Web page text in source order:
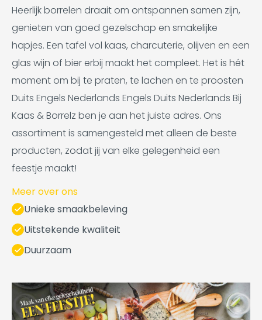
Heerlijk borrelen draait om ontspannen samen zijn,
genieten van goed gezelschap en smakelijke
hapjes. Een tafel vol kaas, charcuterie, olijven en een
glas wijn of bier erbij maakt het compleet. Het is hét
moment om bij te praten, te lachen en te proosten
Duits Engels Nederlands Engels Duits Nederlands Bij
Kaas & Borrelz ben je aan het juiste adres. Ons
assortiment is samengesteld met alleen de beste
producten, zodat jij van elke gelegenheid een
feestje maakt!
Meer over ons
Unieke smaakbeleving
Uitstekende kwaliteit
Duurzaam